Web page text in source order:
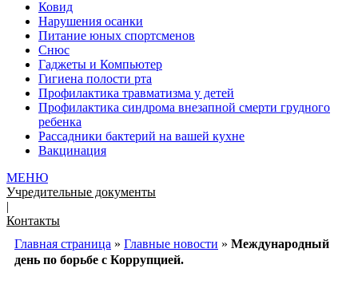
Ковид
Нарушения осанки
Питание юных спортсменов
Снюс
Гаджеты и Компьютер
Гигиена полости рта
Профилактика травматизма у детей
Профилактика синдрома внезапной смерти грудного
ребенка
Рассадники бактерий на вашей кухне
Вакцинация
МЕНЮ
Учредительные документы
|
Контакты
Главная страница » Главные новости » Международный
день по борьбе с Коррупцией.